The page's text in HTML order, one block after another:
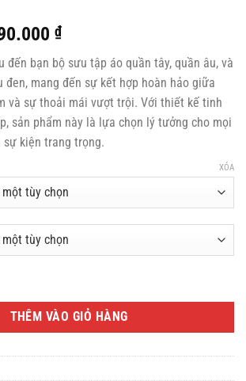
₫.
₫Giá
hiện
tại
là:
790.000 ₫.
đến bạn bộ sưu tập áo quần tây, quần âu, và
đen, mang đến sự kết hợp hoàn hảo giữa
và sự thoải mái vượt trội. Với thiết kế tinh
sản phẩm này là lựa chọn lý tưởng cho mọi
kiện trang trọng.
XÓA
Quần Kaki Nam Màu Đen IXI – Sự Lựa Chọn Hoàn
THÊM VÀO GIỎ HÀNG